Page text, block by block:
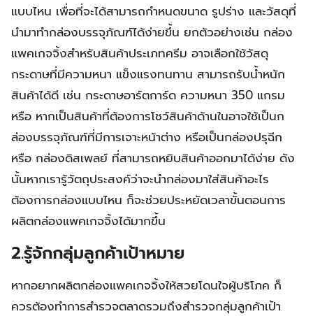
แบบไหน เพื่อที่จะได้สามารถกำหนดขนาด รูปร่าง และวัสดุที่
นำมาทำกล่องบรรจุภัณฑ์ได้ง่ายขึ้น ยกตัวอย่างเช่น กล่อง
แพคเกจจิ้งสำหรับสินค้าประเภทครีม อาจเลือกใช้วัสดุ
กระดาษที่มีความหนา แข็งแรงทนทาน สามารถรับน้ำหนัก
สินค้าได้ดี เช่น กระดาษอาร์ตการ์ด ความหนา 350 แกรม
หรือ หากเป็นสินค้าที่ต้องการโชว์สินค้าด้านในอาจใช้เป็นก
ล่องบรรจุภัณฑ์ที่มีการเจาะหน้าต่าง หรือเป็นกล่องปรุฉีก
หรือ กล่องดิสเพลย์ ที่สามารถหยิบสินค้าออกมาได้ง่าย ดัง
นั้นหากเรารู้วัตถุประสงค์ว่าจะนำกล่องมาใส่สินค้าอะไร
ต้องการกล่องแบบไหน ก็จะช่วยประหยัดเวลาขั้นตอนการ
ผลิตกล่องแพคเกจจิ้งได้มากขึ้น
2.รู้จักกลุ่มลูกค้าเป้าหมาย
หากอยากผลิตกล่องแพคเกจจิ้งให้สวยโดนใจผู้บริโภค ก็
ควรต้องทำการสำรวจตลาดรวมถึงสำรวจกลุ่มลูกค้าเป้า